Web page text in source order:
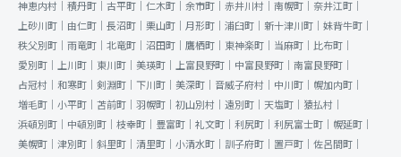
神恵内村｜ 積丹町｜ 古平町｜ 仁木町｜ 余市町｜ 赤井川村｜ 南幌町｜ 奈井江町｜
上砂川町｜ 由仁町｜ 長沼町｜ 栗山町｜ 月形町｜ 浦臼町｜ 新十津川町｜ 妹背牛町｜
秩父別町｜ 雨竜町｜ 北竜町｜ 沼田町｜ 鷹栖町｜ 東神楽町｜ 当麻町｜ 比布町｜
愛別町｜ 上川町｜ 東川町｜ 美瑛町｜ 上富良野町｜ 中富良野町｜ 南富良野町｜
占冠村｜ 和寒町｜ 剣淵町｜ 下川町｜ 美深町｜ 音威子府村｜ 中川町｜ 幌加内町｜
増毛町｜ 小平町｜ 苫前町｜ 羽幌町｜ 初山別村｜ 遠別町｜ 天塩町｜ 猿払村｜
浜頓別町｜ 中頓別町｜ 枝幸町｜ 豊富町｜ 礼文町｜ 利尻町｜ 利尻富士町｜ 幌延町｜
美幌町｜ 津別町｜ 斜里町｜ 清里町｜ 小清水町｜ 訓子府町｜ 置戸町｜ 佐呂間町｜